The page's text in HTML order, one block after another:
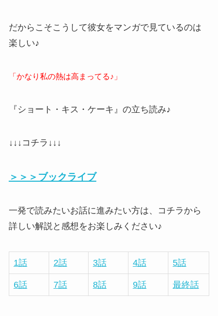
だからこそこうして彼女をマンガで見ているのは
楽しい♪
「かなり私の熱は高まってる♪」
『ショート・キス・ケーキ』の立ち読み♪
↓↓↓コチラ↓↓↓
＞＞＞ブックライブ
一発で読みたいお話に進みたい方は、コチラから
詳しい解説と感想をお楽しみください♪
1話 2話 3話 4話 5話
6話 7話 8話 9話 最終話